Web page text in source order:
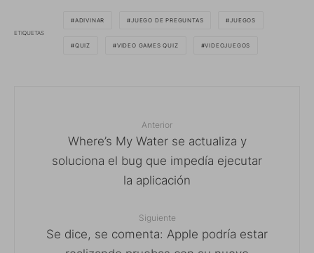
ETIQUETAS
ADIVINAR JUEGO DE PREGUNTAS JUEGOS
QUIZ VIDEO GAMES QUIZ VIDEOJUEGOS
Anterior
Where’s My Water se actualiza y
soluciona el bug que impedía ejecutar
la aplicación
Siguiente
Se dice, se comenta: Apple podría estar